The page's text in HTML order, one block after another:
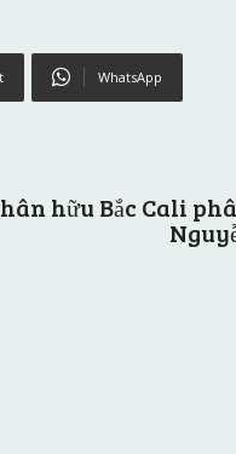
WhatsApp
hữu Bắc Cali